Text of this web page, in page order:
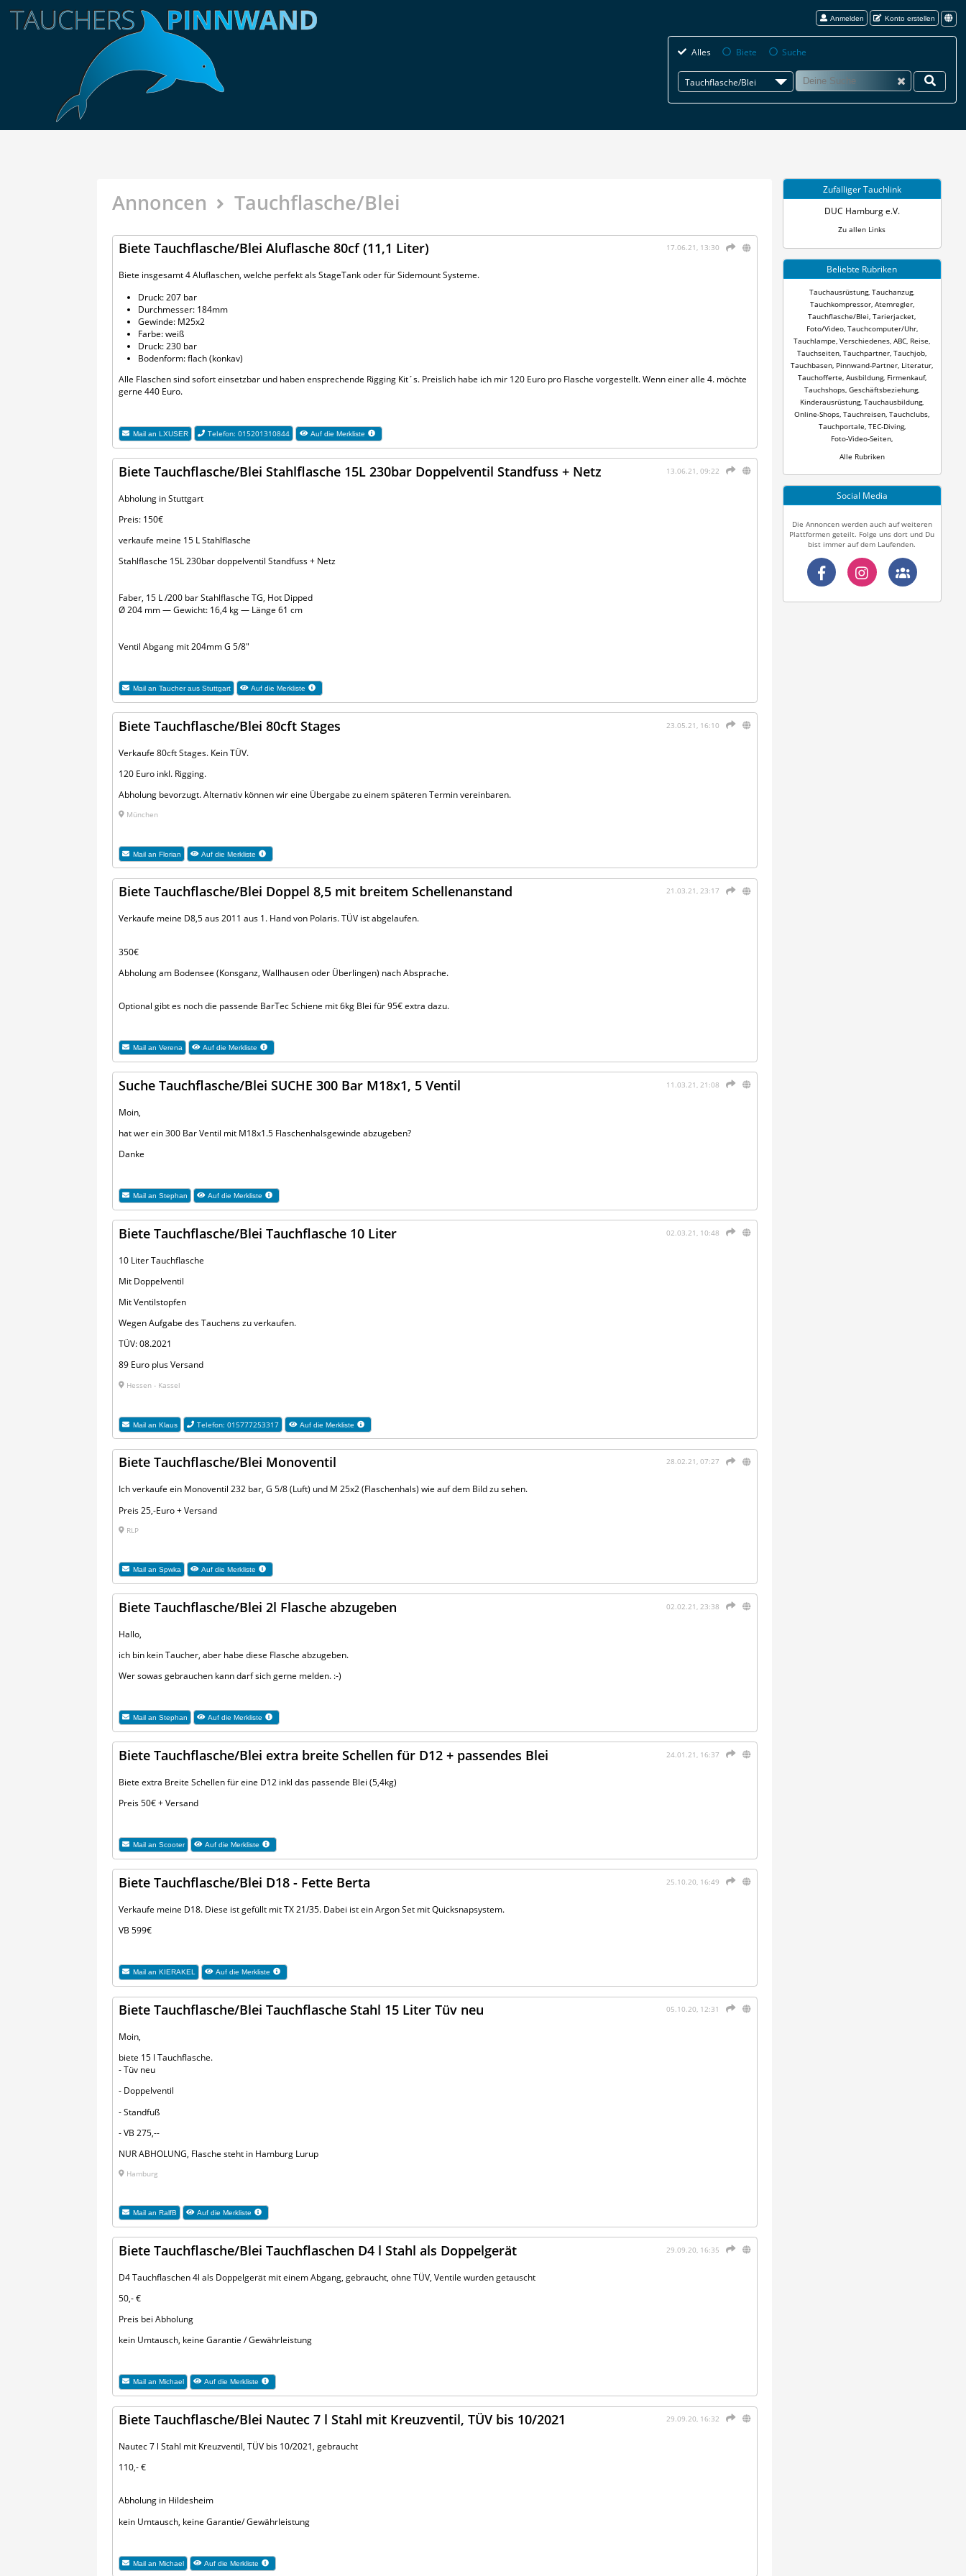
Anmelden Konto erstellen
Alles Biete Suche
Tauchflasche/Blei
Annoncen Tauchflasche/Blei
17.06.21, 13:30
Biete Tauchflasche/Blei Aluflasche 80cf (11,1 Liter)
Biete insgesamt 4 Aluflaschen, welche perfekt als StageTank oder für Sidemount Systeme.
Druck: 207 bar
Durchmesser: 184mm
Gewinde: M25x2
Farbe: weiß
Druck: 230 bar
Bodenform: flach (konkav)
Alle Flaschen sind sofort einsetzbar und haben ensprechende Rigging Kit´s. Preislich habe ich mir 120 Euro pro Flasche vorgestellt. Wenn einer alle 4. möchte
gerne 440 Euro.
Mail an LXUSER Telefon: 015201310844 Auf die Merkliste
13.06.21, 09:22
Biete Tauchflasche/Blei Stahlflasche 15L 230bar Doppelventil Standfuss + Netz
Abholung in Stuttgart
Preis: 150€
verkaufe meine 15 L Stahlflasche
Stahlflasche 15L 230bar doppelventil Standfuss + Netz
Faber, 15 L /200 bar Stahlflasche TG, Hot Dipped
Ø 204 mm — Gewicht: 16,4 kg — Länge 61 cm
Ventil Abgang mit 204mm G 5/8"
Mail an Taucher aus Stuttgart Auf die Merkliste
23.05.21, 16:10
Biete Tauchflasche/Blei 80cft Stages
Verkaufe 80cft Stages. Kein TÜV.
120 Euro inkl. Rigging.
Abholung bevorzugt. Alternativ können wir eine Übergabe zu einem späteren Termin vereinbaren.
München
Mail an Florian Auf die Merkliste
21.03.21, 23:17
Biete Tauchflasche/Blei Doppel 8,5 mit breitem Schellenanstand
Verkaufe meine D8,5 aus 2011 aus 1. Hand von Polaris. TÜV ist abgelaufen.
350€
Abholung am Bodensee (Konsganz, Wallhausen oder Überlingen) nach Absprache.
Optional gibt es noch die passende BarTec Schiene mit 6kg Blei für 95€ extra dazu.
Mail an Verena Auf die Merkliste
11.03.21, 21:08
Suche Tauchflasche/Blei SUCHE 300 Bar M18x1, 5 Ventil
Moin,
hat wer ein 300 Bar Ventil mit M18x1.5 Flaschenhalsgewinde abzugeben?
Danke
Mail an Stephan Auf die Merkliste
02.03.21, 10:48
Biete Tauchflasche/Blei Tauchflasche 10 Liter
10 Liter Tauchflasche
Mit Doppelventil
Mit Ventilstopfen
Wegen Aufgabe des Tauchens zu verkaufen.
TÜV: 08.2021
89 Euro plus Versand
Hessen - Kassel
Mail an Klaus Telefon: 015777253317 Auf die Merkliste
28.02.21, 07:27
Biete Tauchflasche/Blei Monoventil
Ich verkaufe ein Monoventil 232 bar, G 5/8 (Luft) und M 25x2 (Flaschenhals) wie auf dem Bild zu sehen.
Preis 25,-Euro + Versand
RLP
Mail an Spwka Auf die Merkliste
02.02.21, 23:38
Biete Tauchflasche/Blei 2l Flasche abzugeben
Hallo,
ich bin kein Taucher, aber habe diese Flasche abzugeben.
Wer sowas gebrauchen kann darf sich gerne melden. :-)
Mail an Stephan Auf die Merkliste
24.01.21, 16:37
Biete Tauchflasche/Blei extra breite Schellen für D12 + passendes Blei
Biete extra Breite Schellen für eine D12 inkl das passende Blei (5,4kg)
Preis 50€ + Versand
Mail an Scooter Auf die Merkliste
25.10.20, 16:49
Biete Tauchflasche/Blei D18 - Fette Berta
Verkaufe meine D18. Diese ist gefüllt mit TX 21/35. Dabei ist ein Argon Set mit Quicksnapsystem.
VB 599€
Mail an KIERAKEL Auf die Merkliste
05.10.20, 12:31
Biete Tauchflasche/Blei Tauchflasche Stahl 15 Liter Tüv neu
Moin,
biete 15 l Tauchflasche.
- Tüv neu
- Doppelventil
- Standfuß
- VB 275,--
NUR ABHOLUNG, Flasche steht in Hamburg Lurup
Hamburg
Mail an RalfB Auf die Merkliste
29.09.20, 16:35
Biete Tauchflasche/Blei Tauchflaschen D4 l Stahl als Doppelgerät
D4 Tauchflaschen 4l als Doppelgerät mit einem Abgang, gebraucht, ohne TÜV, Ventile wurden getauscht
50,- €
Preis bei Abholung
kein Umtausch, keine Garantie / Gewährleistung
Mail an Michael Auf die Merkliste
29.09.20, 16:32
Biete Tauchflasche/Blei Nautec 7 l Stahl mit Kreuzventil, TÜV bis 10/2021
Nautec 7 l Stahl mit Kreuzventil, TÜV bis 10/2021, gebraucht
110,- €
Abholung in Hildesheim
kein Umtausch, keine Garantie/ Gewährleistung
Mail an Michael Auf die Merkliste
Zufälliger Tauchlink
DUC Hamburg e.V.
Zu allen Links
Beliebte Rubriken
Tauchausrüstung, Tauchanzug,
Tauchkompressor, Atemregler,
Tauchflasche/Blei Tarierjacket
Foto/Video, Tauchcomputer/Uhr,
Tauchlampe Verschiedenes ABC Reise
Tauchseiten Tauchpartner Tauchjob
Tauchbasen Pinnwand-Partner Literatur
Tauchofferte Ausbildung, Firmenkauf,
Tauchshops Geschäftsbeziehung,
Kinderausrüstung, Tauchausbildung,
Online-Shops Tauchreisen Tauchclubs
Tauchportale TEC-Diving,
Foto-Video-Seiten
Alle Rubriken
Social Media
Die Annoncen werden auch auf weiteren
Plattformen geteilt. Folge uns dort und Du
bist immer auf dem Laufenden.